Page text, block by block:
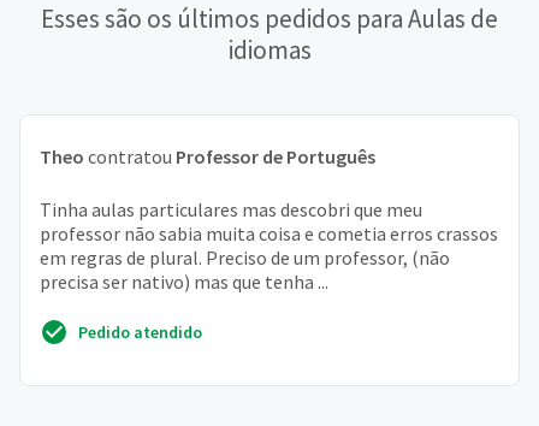
Esses são os últimos pedidos para Aulas de
idiomas
Theo contratou Professor de Português
Tinha aulas particulares mas descobri que meu
professor não sabia muita coisa e cometia erros crassos
em regras de plural. Preciso de um professor, (não
precisa ser nativo) mas que tenha ...
Pedido atendido